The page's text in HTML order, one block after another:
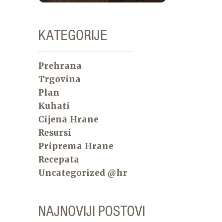
KATEGORIJE
Prehrana
Trgovina
Plan
Kuhati
Cijena Hrane
Resursi
Priprema Hrane
Recepata
Uncategorized @hr
NAJNOVIJI POSTOVI